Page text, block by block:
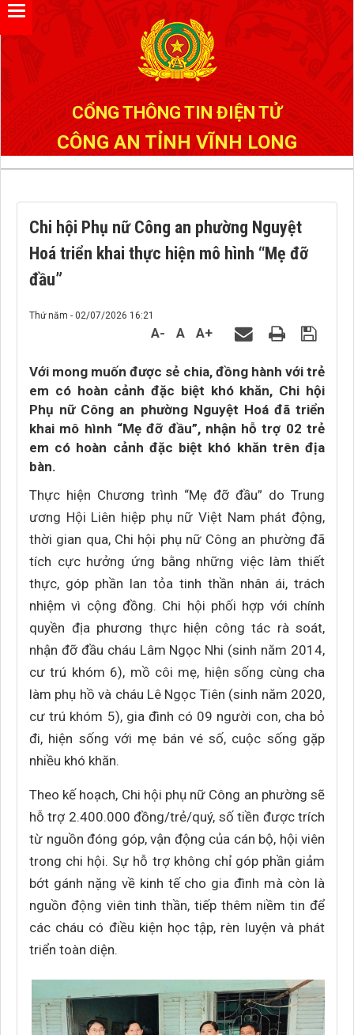
CỔNG THÔNG TIN ĐIỆN TỬ
CÔNG AN TỈNH VĨNH LONG
Chi hội Phụ nữ Công an phường Nguyệt
Hoá triển khai thực hiện mô hình “Mẹ đỡ
đầu”
Thứ năm - 02/07/2026 16:21
A- A A+
Với mong muốn được sẻ chia, đồng hành với trẻ
em có hoàn cảnh đặc biệt khó khăn, Chi hội
Phụ nữ Công an phường Nguyệt Hoá đã triển
khai mô hình “Mẹ đỡ đầu”, nhận hỗ trợ 02 trẻ
em có hoàn cảnh đặc biệt khó khăn trên địa
bàn.
Thực hiện Chương trình “Mẹ đỡ đầu” do Trung
ương Hội Liên hiệp phụ nữ Việt Nam phát động,
thời gian qua, Chi hội phụ nữ Công an phường đã
tích cực hưởng ứng bằng những việc làm thiết
thực, góp phần lan tỏa tinh thần nhân ái, trách
nhiệm vì cộng đồng. Chi hội phối hợp với chính
quyền địa phương thực hiện công tác rà soát,
nhận đỡ đầu cháu Lâm Ngọc Nhi (sinh năm 2014,
cư trú khóm 6), mồ côi mẹ, hiện sống cùng cha
làm phụ hồ và cháu Lê Ngọc Tiên (sinh năm 2020,
cư trú khóm 5), gia đình có 09 người con, cha bỏ
đi, hiện sống với mẹ bán vé số, cuộc sống gặp
nhiều khó khăn.
Theo kế hoạch, Chi hội phụ nữ Công an phường sẽ
hỗ trợ 2.400.000 đồng/trẻ/quý, số tiền được trích
từ nguồn đóng góp, vận động của cán bộ, hội viên
trong chi hội. Sự hỗ trợ không chỉ góp phần giảm
bớt gánh nặng về kinh tế cho gia đình mà còn là
nguồn động viên tinh thần, tiếp thêm niềm tin để
các cháu có điều kiện học tập, rèn luyện và phát
triển toàn diện.